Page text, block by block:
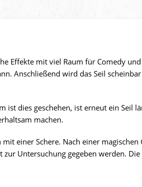
Effekte mit viel Raum für Comedy
Anschließend wird das Seil
ist dies geschehen, ist erneut ein Seil
machen.
einer Schere. Nach einer
Untersuchung gegeben werden. Die